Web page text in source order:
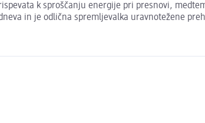
k sproščanju energije pri presnovi,
in je odlična spremljevalka uravnotežene